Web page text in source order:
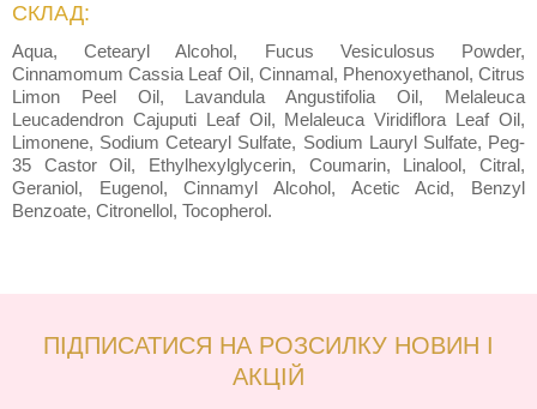
СКЛАД:
Aqua, Cetearyl Alcohol, Fucus Vesiculosus Powder,
Cinnamomum Cassia Leaf Oil, Cinnamal, Phenoxyethanol, Citrus
Limon Peel Oil, Lavandula Angustifolia Oil, Melaleuca
Leucadendron Cajuputi Leaf Oil, Melaleuca Viridiflora Leaf Oil,
Limonene, Sodium Cetearyl Sulfate, Sodium Lauryl Sulfate, Peg-
35 Castor Oil, Ethylhexylglycerin, Coumarin, Linalool, Citral,
Geraniol, Eugenol, Cinnamyl Alcohol, Acetic Acid, Benzyl
Benzoate, Citronellol, Tocopherol.
ПІДПИСАТИСЯ НА РОЗСИЛКУ НОВИН І
АКЦІЙ